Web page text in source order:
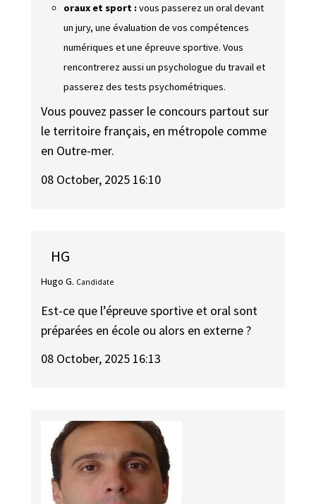
oraux et sport :vous passerez un oral devant
un jury, une évaluation de vos compétences
numériques et une épreuve sportive. Vous
rencontrerez aussi un psychologue du travail et
passerez des tests psychométriques.
Vous pouvez passer le concours partout sur
le territoire français, en métropole comme
en Outre-mer.
08 October, 2025 16:10
HG
Hugo G. Candidate
Est-ce que l’épreuve sportive et oral sont
préparées en école ou alors en externe ?
08 October, 2025 16:13